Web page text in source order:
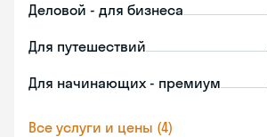
Деловой - для бизнеса
Для путешествий
Для начинающих - премиум
Все услуги и цены (4)